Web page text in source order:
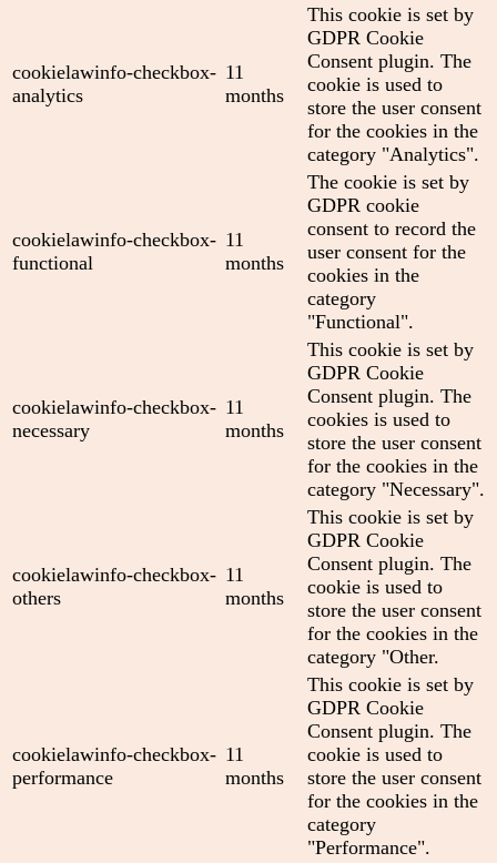
cookielawinfo-checkbox-
analytics
11
months
This cookie is set by
GDPR Cookie
Consent plugin. The
cookie is used to
store the user consent
for the cookies in the
category "Analytics".
cookielawinfo-checkbox-
functional
11
months
The cookie is set by
GDPR cookie
consent to record the
user consent for the
cookies in the
category
"Functional".
cookielawinfo-checkbox-
necessary
11
months
This cookie is set by
GDPR Cookie
Consent plugin. The
cookies is used to
store the user consent
for the cookies in the
category "Necessary".
cookielawinfo-checkbox-
others
11
months
This cookie is set by
GDPR Cookie
Consent plugin. The
cookie is used to
store the user consent
for the cookies in the
category "Other.
cookielawinfo-checkbox-
performance
11
months
This cookie is set by
GDPR Cookie
Consent plugin. The
cookie is used to
store the user consent
for the cookies in the
category
"Performance".